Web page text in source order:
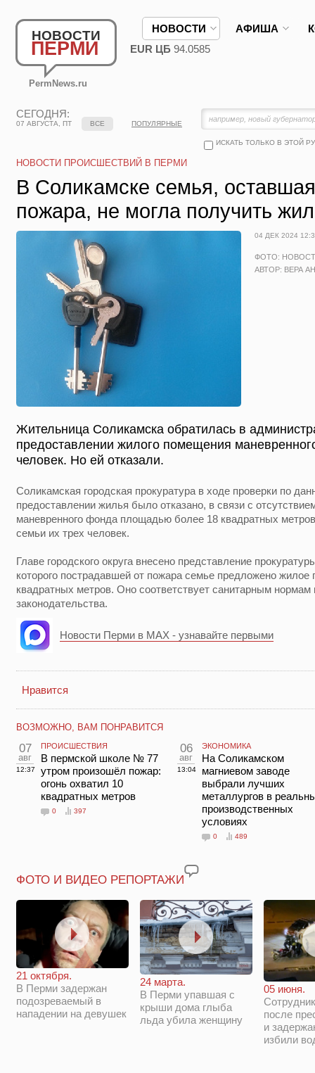
НОВОСТИ
ПЕРМИ
PermNews.ru
НОВОСТИ АФИША
EUR ЦБ 94.0585
СЕГОДНЯ:
07 АВГУСТА, ПТ
ИСКАТЬ ТОЛЬКО В ЭТОЙ
ВСЕ ПОПУЛЯРНЫЕ
НОВОСТИ ПРОИСШЕСТВИЙ В ПЕРМИ
В Соликамске семья,
пожара, не могла получить
04 ДЕК 2024
ФОТО:
АВТОР: ВЕРА
Жительница Соликамска обратилась в
предоставлении жилого помещения
человек. Но ей отказали.
Соликамская городская прокуратура в ходе проверки по
предоставлении жилья было отказано, в связи с
маневренного фонда площадью более 18 квадратных
семьи их трех человек.
Главе городского округа внесено представление
которого пострадавшей от пожара семье предложено
квадратных метров. Оно соответствует санитарным
законодательства.
Новости Перми в MAX - узнавайте первыми
Нравится
ВОЗМОЖНО, ВАМ ПОНРАВИТСЯ
07
авг
12:37
ПРОИСШЕСТВИЯ
В пермской школе № 77
утром произошёл пожар:
огонь охватил 10
квадратных метров
0 397
06
авг
13:04
ЭКОНОМИКА
На Соликамском
магниевом заводе
выбрали лучших
металлургов в
производственных
условиях
0 489
ФОТО И ВИДЕО РЕПОРТАЖИ
21 октября.
В Перми задержан
подозреваемый в
нападении на девушек
24 марта.
В Перми упавшая с
крыши дома глыба
льда убила женщину
05 июня.
после
и
избили